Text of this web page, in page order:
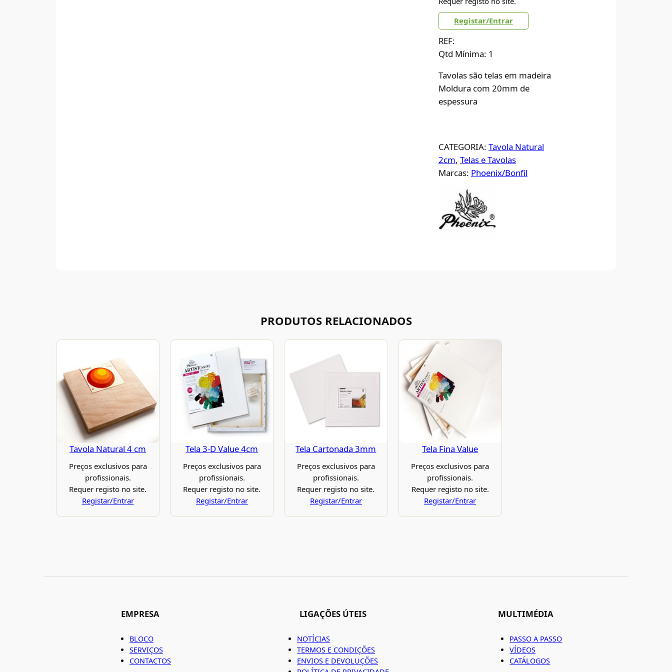
Registar/Entrar
REF:
Qtd Mínima: 1
Tavolas são telas em madeira
Moldura com 20mm de
espessura
CATEGORIA: Tavola Natural
2cm, Telas e Tavolas
Marcas: Phoenix/Bonfil
PRODUTOS RELACIONADOS
Tavola Natural 4 cm
Preços exclusivos para
profissionais.
Requer registo no site.
Registar/Entrar
Tela 3-D Value 4cm
Preços exclusivos para
profissionais.
Requer registo no site.
Registar/Entrar
Tela Cartonada 3mm
Preços exclusivos para
profissionais.
Requer registo no site.
Registar/Entrar
Tela Fina Value
Preços exclusivos para
profissionais.
Requer registo no site.
Registar/Entrar
EMPRESA
BLOCO
SERVIÇOS
CONTACTOS
LIGAÇÕES ÚTEIS
NOTÍCIAS
TERMOS E CONDIÇÕES
ENVIOS E DEVOLUÇÕES
MULTIMÉDIA
PASSO A PASSO
VÍDEOS
CATÁLOGOS